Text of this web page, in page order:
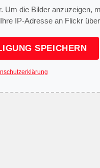
Um die Bilder anzuzeigen,
IP-Adresse an Flickr
SPEICHERN